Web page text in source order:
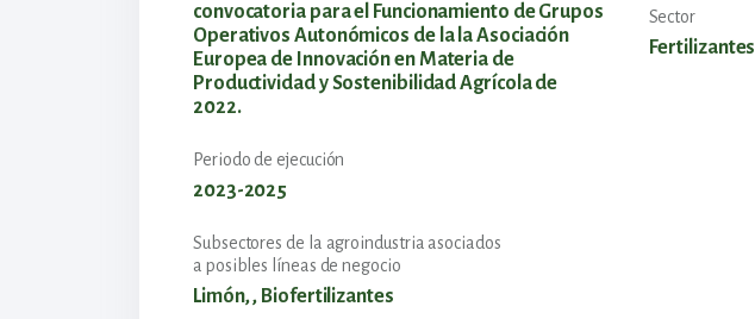
convocatoria para el Funcionamiento de Grupos
Operativos Autonómicos de la la Asociación
Europea de Innovación en Materia de
Productividad y Sostenibilidad Agrícola de
2022.
Periodo de ejecución
2023-2025
Sector
Fertilizantes
Subsectores de la agroindustria asociados
a posibles líneas de negocio
Limón, , Biofertilizantes